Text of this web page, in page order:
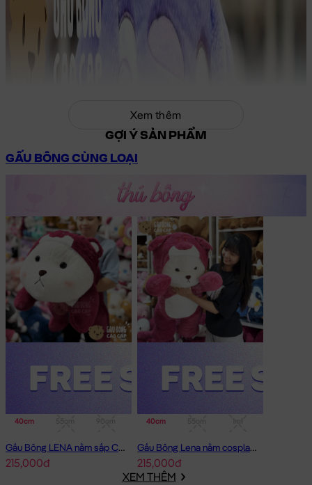
Xem thêm
GỢI Ý SẢN PHẨM
GẤU BÔNG CÙNG LOẠI
40cm
Gấu Bông LENA nằm sấp Cosplay Lotso Hồng
215,000đ
40cm
Gấu Bông Lena nằm cosplay Lotso
215,000đ
XEM THÊM